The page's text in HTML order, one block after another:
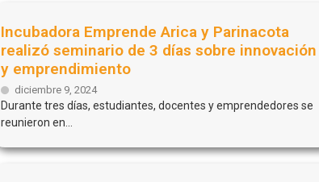
Incubadora Emprende Arica y Parinacota
realizó seminario de 3 días sobre innovación
y emprendimiento
diciembre 9, 2024
Durante tres días, estudiantes, docentes y emprendedores se
reunieron en...